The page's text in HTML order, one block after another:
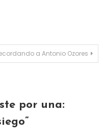
a Antonio Ozores
por una:
”